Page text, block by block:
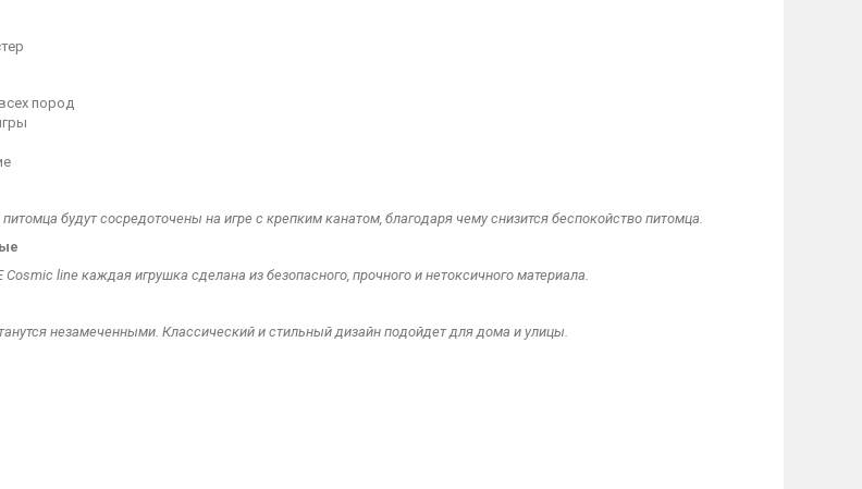
пород
будут сосредоточены на игре с крепким канатом, благодаря чему снизится беспокойство питомца.
Cosmic line каждая игрушка сделана из безопасного, прочного и нетоксичного материала.
незамеченными. Классический и стильный дизайн подойдет для дома и улицы.